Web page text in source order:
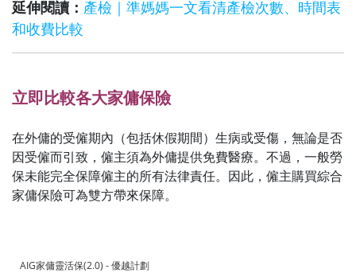
延伸閱讀： 產檢｜準媽媽一文看清產檢次數、時間表
和收費比較
立即比較各大家傭保險
在外傭的受僱期內（包括休假期間）生病或受傷，無論是否
因受僱而引致，僱主須為外傭提供免費醫療。不過，一般勞
保未能完全保障僱主的所有法律責任。因此，僱主購買綜合
家傭保險可為雙方帶來保障。
AIG家傭靈活保(2.0) - 優越計劃